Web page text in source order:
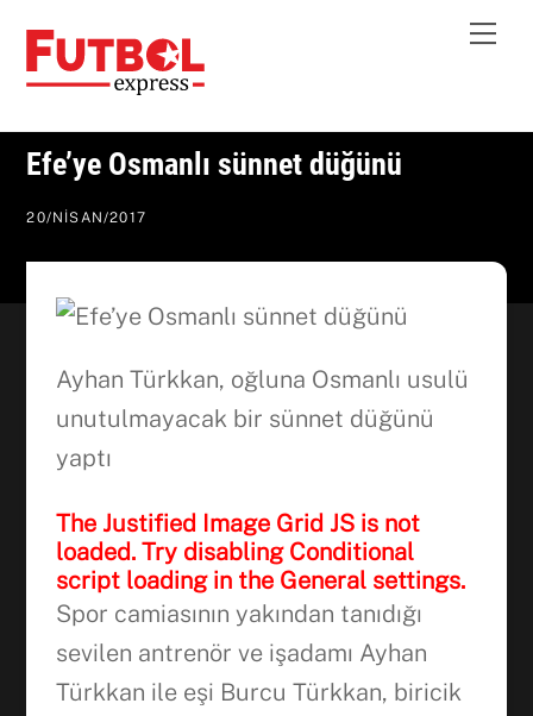
content
Efe’ye Osmanlı sünnet düğünü
20/NISAN/2017
Ayhan Türkkan, oğluna Osmanlı usulü
unutulmayacak bir sünnet düğünü
yaptı
The Justified Image Grid JS is not
loaded. Try disabling Conditional
script loading in the General settings.
Spor camiasının yakından tanıdığı
sevilen antrenör ve işadamı Ayhan
Türkkan ile eşi Burcu Türkkan, biricik